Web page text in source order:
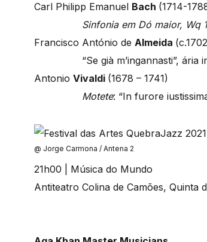
Carl Philipp Emanuel Bach (1714-
Sinfonia em Dó maior, Wq
Francisco António de Almeida
“Se già m’ingannasti”,
Antonio Vivaldi (1678 – 1741)
Motete: “In furore
@ Jorge Carmona / Antena 2
21h00 | Música do Mundo
Antiteatro Colina de Camões, Quinta